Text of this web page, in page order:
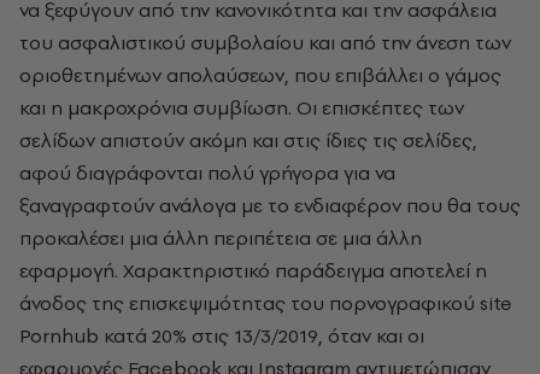
να ξεφύγουν από την κανονικότητα και την ασφάλεια
του ασφαλιστικού συμβολαίου και από την άνεση των
οριοθετημένων απολαύσεων, που επιβάλλει ο γάμος
και η μακροχρόνια συμβίωση. Οι επισκέπτες των
σελίδων απιστούν ακόμη και στις ίδιες τις σελίδες,
αφού διαγράφονται πολύ γρήγορα για να
ξαναγραφτούν ανάλογα με το ενδιαφέρον που θα τους
προκαλέσει μια άλλη περιπέτεια σε μια άλλη
εφαρμογή. Χαρακτηριστικό παράδειγμα αποτελεί η
άνοδος της επισκεψιμότητας του πορνογραφικού site
Pornhub κατά 20% στις 13/3/2019, όταν και οι
εφαρμογές Facebook και Instagram αντιμετώπισαν